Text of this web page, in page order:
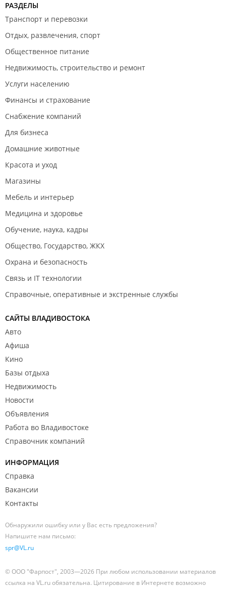
РАЗДЕЛЫ
Транспорт и перевозки
Отдых, развлечения, спорт
Общественное питание
Недвижимость, строительство и ремонт
Услуги населению
Финансы и страхование
Снабжение компаний
Для бизнеса
Домашние животные
Красота и уход
Магазины
Мебель и интерьер
Медицина и здоровье
Обучение, наука, кадры
Общество, Государство, ЖКХ
Охрана и безопасность
Связь и IT технологии
Справочные, оперативные и экстренные службы
САЙТЫ ВЛАДИВОСТОКА
Авто
Афиша
Кино
Базы отдыха
Недвижимость
Новости
Объявления
Работа во Владивостоке
Справочник компаний
ИНФОРМАЦИЯ
Справка
Вакансии
Контакты
Обнаружили ошибку или у Вас есть предложения?
Напишите нам письмо:
spr@VL.ru
© ООО "Фарпост", 2003—2026 При любом использовании материалов
ссылка на VL.ru обязательна. Цитирование в Интернете возможно